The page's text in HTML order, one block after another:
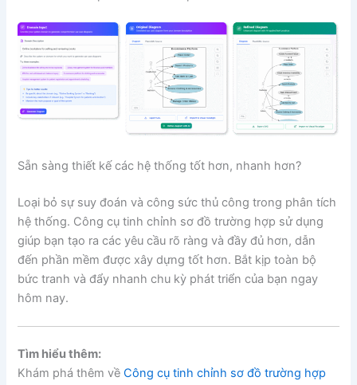
Sẵn sàng thiết kế các hệ thống tốt hơn, nhanh hơn?
Loại bỏ sự suy đoán và công sức thủ công trong phân tích
hệ thống. Công cụ tinh chỉnh sơ đồ trường hợp sử dụng
giúp bạn tạo ra các yêu cầu rõ ràng và đầy đủ hơn, dẫn
đến phần mềm được xây dựng tốt hơn. Bắt kịp toàn bộ
bức tranh và đẩy nhanh chu kỳ phát triển của bạn ngay
hôm nay.
Tìm hiểu thêm:
Khám phá thêm vềCông cụ tinh chỉnh sơ đồ trường hợp